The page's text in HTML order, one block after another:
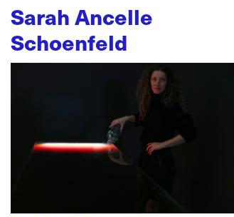
Sarah Ancelle
Schoenfeld